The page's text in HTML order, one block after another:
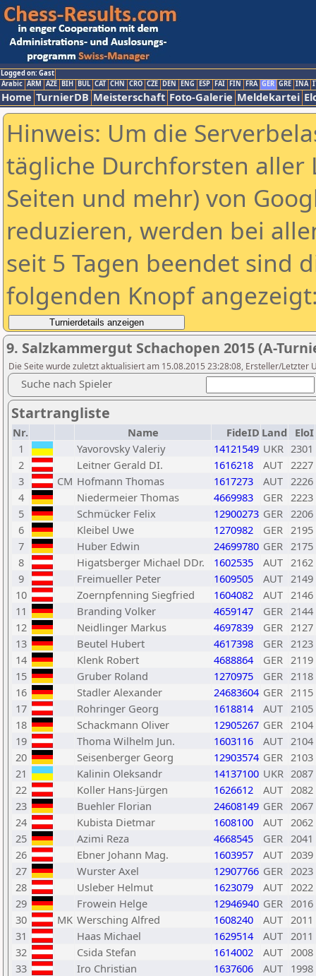
Logged on: Gast
Arabic ARM AZE BIH BUL CAT CHN CRO CZE DEN ENG ESP FAI FIN FRA GER GRE INA
Home TurnierDB Meisterschaft Foto-Galerie Meldekartei
Hinweis: Um die
tägliche Durchforsten aller
Seiten und mehr) von
reduzieren, werden bei
seit 5 Tagen beendet sind
folgenden Knopf
9. Salzkammergut Schachopen 2015 (A-
Die Seite wurde zuletzt aktualisiert am 15.08.2015 23:28:08, Ersteller/Letzter
Suche nach Spieler
Startrangliste
Nr. Name FideID Land
EloI
1
Yavorovsky Valeriy 14121549 UKR 2301
2
Leitner Gerald DI. 1616218 AUT 2227
3
CM Hofmann Thomas 1617273 AUT 2226
4
Niedermeier Thomas 4669983 GER 2223
5
Schmücker Felix 12900273 GER 2206
6
Kleibel Uwe 1270982 GER 2195
7
Huber Edwin 24699780 GER 2175
8
Higatsberger Michael DDr. 1602535 AUT 2162
9
Freimueller Peter 1609505 AUT 2149
10
Zoernpfenning Siegfried 1604082 AUT 2146
11
Branding Volker 4659147 GER 2144
12
Neidlinger Markus 4697839 GER 2127
13
Beutel Hubert 4617398 GER 2123
14
Klenk Robert 4688864 GER 2119
15
Gruber Roland 1270975 GER 2118
16
Stadler Alexander 24683604 GER 2115
17
Rohringer Georg 1618814 AUT 2105
18
Schackmann Oliver 12905267 GER 2104
19
Thoma Wilhelm Jun. 1603116 AUT 2104
20
Seisenberger Georg 12903574 GER 2103
21
Kalinin Oleksandr 14137100 UKR 2087
22
Koller Hans-Jürgen 1626612 AUT 2082
23
Buehler Florian 24608149 GER 2067
24
Kubista Dietmar 1608100 AUT 2062
25
Azimi Reza 4668545 GER 2041
26
Ebner Johann Mag. 1603957 AUT 2039
27
Wurster Axel 12907766 GER 2023
28
Usleber Helmut 1623079 AUT 2022
29
Frowein Helge 12946940 GER 2016
30
MK Wersching Alfred 1608240 AUT 2011
31
Haas Michael 1629514 AUT 2011
32
Csida Stefan 1614002 AUT 2008
33
Iro Christian 1637606 AUT 1998